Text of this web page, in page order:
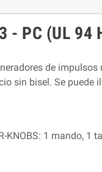
- PC (UL
de
sin bisel. Se
KNOBS: 1 mando, 1